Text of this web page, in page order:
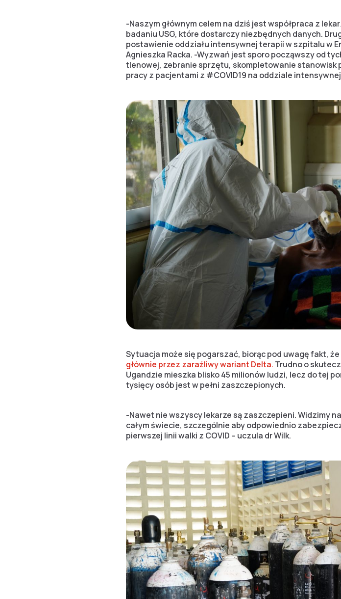
-Naszym głównym celem na dziś jest współpraca z
badaniu USG, które dostarczy niezbędnych danych.
postawienie oddziału intensywnej terapii w szpitalu w
Agnieszka Racka. -Wyzwań jest sporo począwszy od
tlenowej, zebranie sprzętu, skompletowanie stanowisk
pracy z pacjentami z #COVID19 na oddziale
Sytuacja może się pogarszać, biorąc pod uwagę fakt,
głównie przez zaraźliwy wariant Delta. Trudno o
Ugandzie mieszka blisko 45 milionów ludzi, lecz do tej
tysięcy osób jest w pełni zaszczepionych.
-Nawet nie wszyscy lekarze są zaszczepieni. Widzimy
całym świecie, szczególnie aby odpowiednio
pierwszej linii walki z COVID – uczula dr Wilk.